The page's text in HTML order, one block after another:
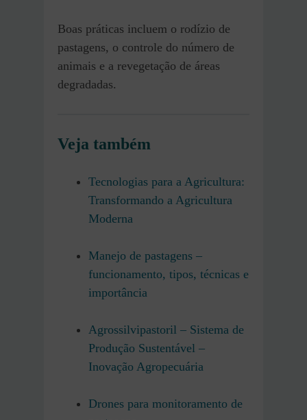
Boas práticas incluem o rodízio de
pastagens, o controle do número de
animais e a revegetação de áreas
degradadas.
Veja também
Tecnologias para a Agricultura:
Transformando a Agricultura
Moderna
Manejo de pastagens –
funcionamento, tipos, técnicas e
importância
Agrossilvipastoril – Sistema de
Produção Sustentável –
Inovação Agropecuária
Drones para monitoramento de